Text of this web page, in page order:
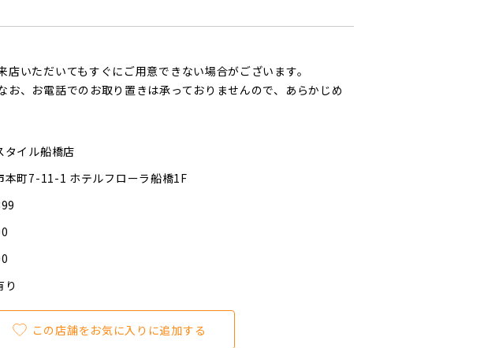
いただいてもすぐにご用意できない場合がございます。
、お電話でのお取り置きは承っておりませんので、あらかじめ
タイル船橋店
本町7-11-1 ホテルフローラ船橋1F
り
この店舗をお気に入りに追加する